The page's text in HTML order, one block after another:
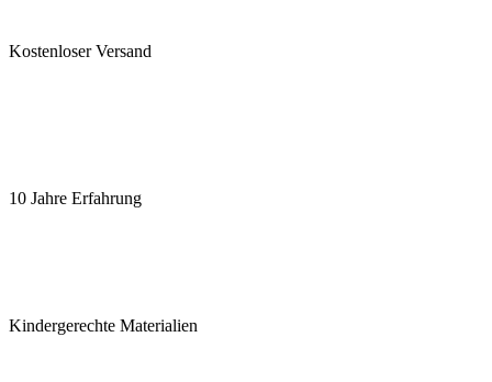
Kostenloser Versand
10 Jahre Erfahrung
Kindergerechte Materialien